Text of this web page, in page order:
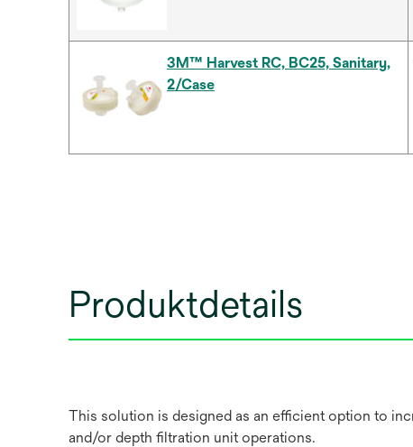
3M™ Harvest RC, BC25, Sanitary,
2/Case
Produktdetails
This solution is designed as an efficient option to
and/or depth filtration unit operations.